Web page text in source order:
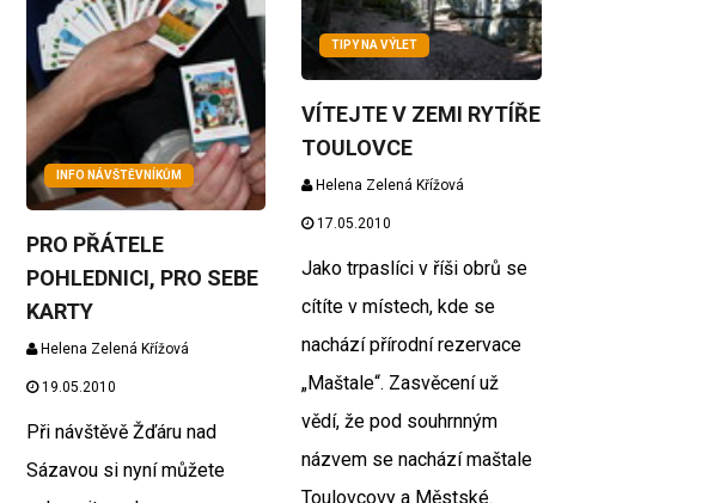
INFO NÁVŠTĚVNÍKŮM
PRO PŘÁTELE
POHLEDNICI, PRO SEBE
KARTY
Helena Zelená Křížová
19.05.2010
Při návštěvě Žďáru nad
Sázavou si nyní můžete
TIPY NA VÝLET
VÍTEJTE V ZEMI RYTÍŘE
TOULOVCE
Helena Zelená Křížová
17.05.2010
Jako trpaslíci v říši obrů se
cítíte v místech, kde se
nachází přírodní rezervace
„Maštale“. Zasvěcení už
vědí, že pod souhrnným
názvem se nachází maštale
Toulovcovy a Městské.